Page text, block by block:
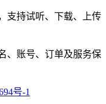
支持试听、下载、上传
、账号、订单及服务保
号-1